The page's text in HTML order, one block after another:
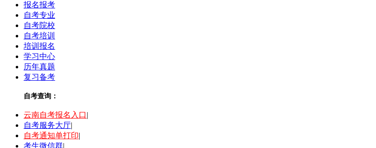
报名报考
自考专业
自考院校
自考培训
培训报名
学习中心
历年真题
复习备考
自考查询：
云南自考报名入口|
自考服务大厅|
自考通知单打印|
考生微信群|